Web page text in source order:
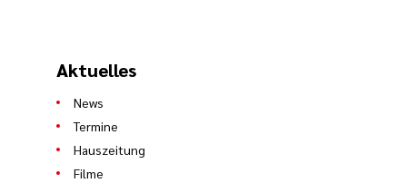
Aktuelles
News
Termine
Hauszeitung
Filme